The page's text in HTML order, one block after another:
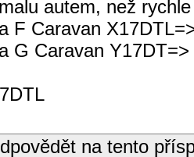
autem, než
F Caravan
G Caravan Y17DT=>
na tento